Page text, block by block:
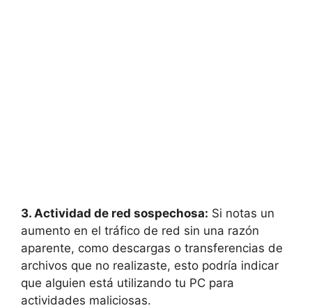
3. ‌Actividad de red sospechosa: Si ​notas un
aumento en el tráfico⁢ de red sin una razón
aparente, como descargas o transferencias de⁤
archivos que no realizaste, esto podría indicar
que alguien está⁣ utilizando‌ tu PC para​
actividades ⁢maliciosas.